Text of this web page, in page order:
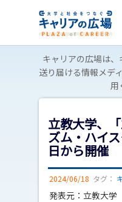
キャリアの広場は
送り届ける情報メデ
用
立教大学、
ズム・ハイ
日から開催
2024/06/18 タグ：
発表元：立教大学